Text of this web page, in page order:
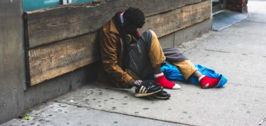
FINALIZAR COMPRA
HOME
LANÇAMENTOS